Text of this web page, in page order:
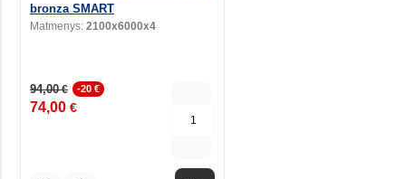
bronza SMART
Matmenys: 2100x6000x4
94,00€ -20 €
74,00 €